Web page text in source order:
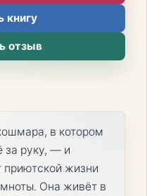
книгу
отзыв
в котором
за руку, — и
приютской жизни
Она живёт в